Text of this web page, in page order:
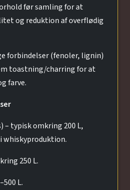
før samling for at
og reduktion af overflødig
forbindelser (fenoler, lignin)
toastning/charring for at
farve.
– typisk omkring 200 L,
whiskyproduktion.
250 L.
L.